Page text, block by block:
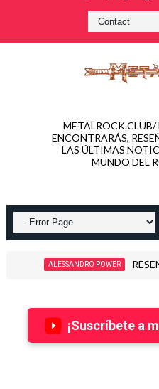
ENCONTRARÁS,
LAS ÚLTIMAS
MUNDO DEL
ALESSANDRO POWER RESEÑA:
¡Suscríbete a